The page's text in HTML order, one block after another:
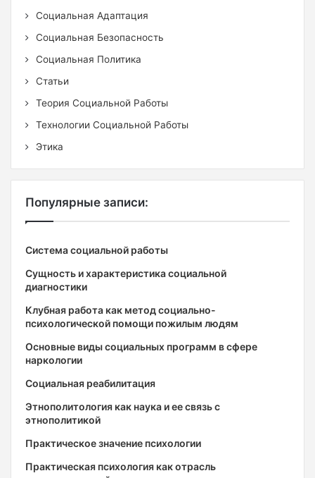
Социальная Адаптация
Социальная Безопасность
Социальная Политика
Статьи
Теория Социальной Работы
Технологии Социальной Работы
Этика
Популярные записи:
Система социальной работы
Сущность и характеристика социальной
диагностики
Клубная работа как метод социально-
психологической помощи пожилым людям
Основные виды социальных программ в сфере
наркологии
Социальная реабилитация
Этнополитология как наука и ее связь с
этнополитикой
Практическое значение психологии
Практическая психология как отрасль